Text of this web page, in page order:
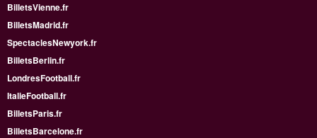
BilletsVienne.fr
BilletsMadrid.fr
SpectaclesNewyork.fr
BilletsBerlin.fr
LondresFootball.fr
ItalieFootball.fr
BilletsParis.fr
BilletsBarcelone.fr